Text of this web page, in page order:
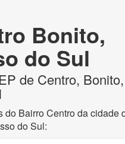
Bonito,
do Sul
de Centro, Bonito,
do Bairro Centro da cidade
do Sul: